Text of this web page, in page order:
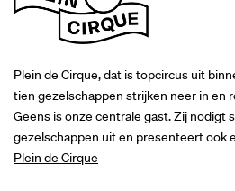
Plein de Cirque, dat is topcircus uit
tien gezelschappen strijken neer in en
Geens is onze centrale gast. Zij nodigt
gezelschappen uit en presenteert ook
Plein de Cirque